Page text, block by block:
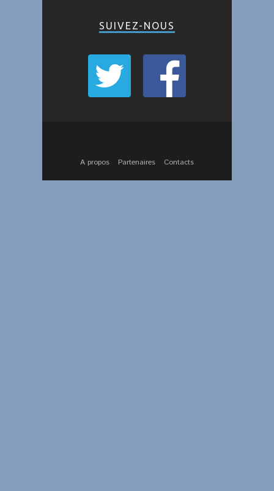
SUIVEZ-NOUS
A propos Partenaires Contacts